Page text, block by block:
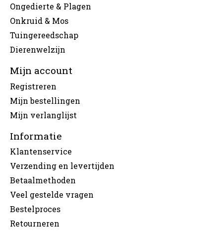
Ongedierte & Plagen
Onkruid & Mos
Tuingereedschap
Dierenwelzijn
Mijn account
Registreren
Mijn bestellingen
Mijn verlanglijst
Informatie
Klantenservice
Verzending en levertijden
Betaalmethoden
Veel gestelde vragen
Bestelproces
Retourneren